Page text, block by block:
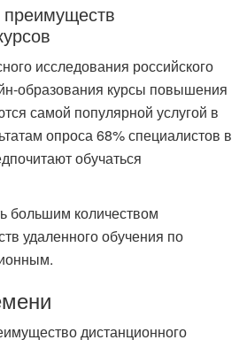
исследования российского
образования курсы повышения
самой популярной услугой в
опроса 68% специалистов в
обучаться
большим количеством
удаленного обучения по
дистанционного